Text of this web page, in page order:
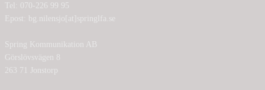
Tel: 070-226 99 95
Epost: bg.nilensjo[at]springlfa.se
Spring Kommunikation AB
Görslövsvägen 8
263 71 Jonstorp